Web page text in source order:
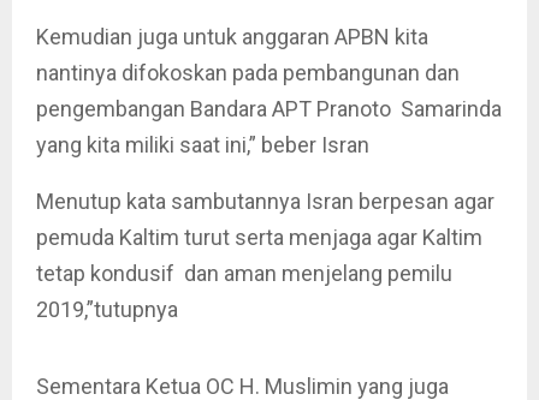
Kemudian juga untuk anggaran APBN kita
nantinya difokoskan pada pembangunan dan
pengembangan Bandara APT Pranoto Samarinda
yang kita miliki saat ini,” beber Isran
Menutup kata sambutannya Isran berpesan agar
pemuda Kaltim turut serta menjaga agar Kaltim
tetap kondusif dan aman menjelang pemilu
2019,”tutupnya
Sementara Ketua OC H. Muslimin yang juga